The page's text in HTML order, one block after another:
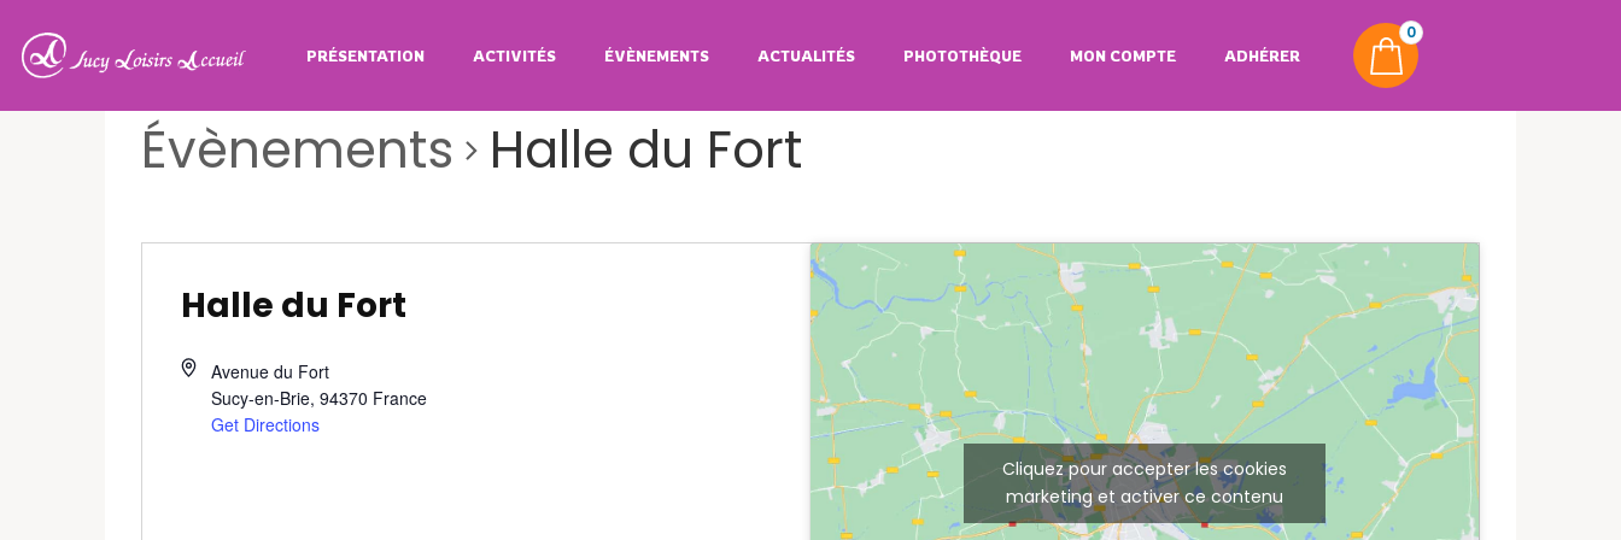
PRÉSENTATION ACTIVITÉS ÉVÈNEMENTS ACTUALITÉS PHOTOTHÈQUE MON COMPTE ADHÉRER
0
Évènements Halle du Fort
Halle du Fort
Avenue du Fort
Sucy-en-Brie, 94370 France
Get Directions
Cliquez pour accepter les cookies
marketing et activer ce contenu